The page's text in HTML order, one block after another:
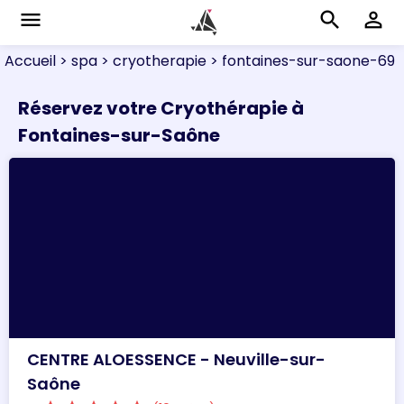
menu search perm_identity
Accueil > spa > cryotherapie > fontaines-sur-saone-69
Réservez votre Cryothérapie à
Fontaines-sur-Saône
CENTRE ALOESSENCE - Neuville-sur-
Saône